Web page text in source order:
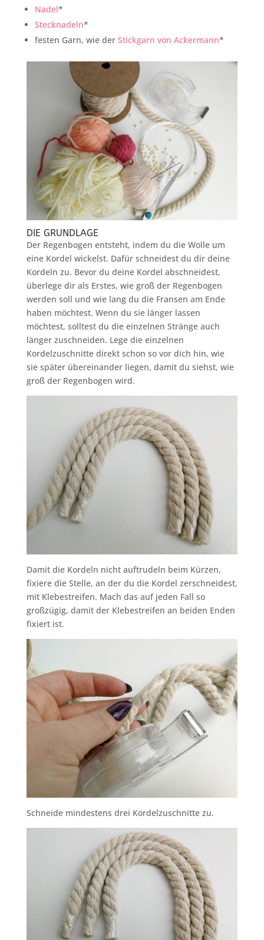
Nadel*
Stecknadeln*
festen Garn, wie der Stickgarn von Ackermann*
DIE GRUNDLAGE
Der Regenbogen entsteht, indem du die Wolle um
eine Kordel wickelst. Dafür schneidest du dir deine
Kordeln zu. Bevor du deine Kordel abschneidest,
überlege dir als Erstes, wie groß der Regenbogen
werden soll und wie lang du die Fransen am Ende
haben möchtest. Wenn du sie länger lassen
möchtest, solltest du die einzelnen Stränge auch
länger zuschneiden. Lege die einzelnen
Kordelzuschnitte direkt schon so vor dich hin, wie
sie später übereinander liegen, damit du siehst, wie
groß der Regenbogen wird.
Damit die Kordeln nicht auftrudeln beim Kürzen,
fixiere die Stelle, an der du die Kordel zerschneidest,
mit Klebestreifen. Mach das auf jeden Fall so
großzügig, damit der Klebestreifen an beiden Enden
fixiert ist.
Schneide mindestens drei Kordelzuschnitte zu.